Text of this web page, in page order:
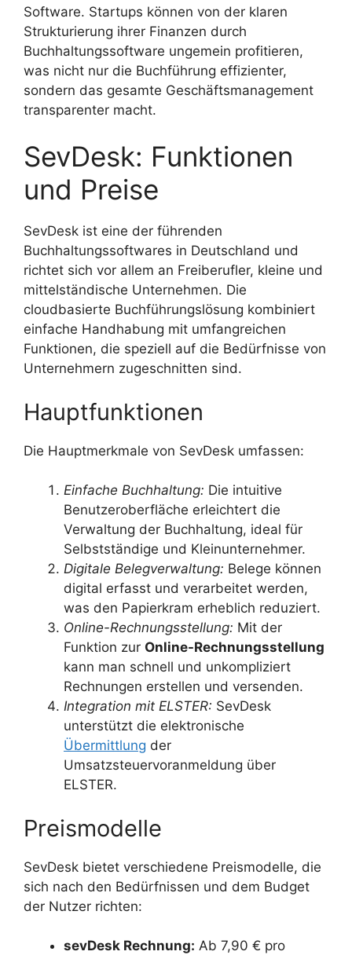
Software. Startups können von der klaren
Strukturierung ihrer Finanzen durch
Buchhaltungssoftware ungemein profitieren,
was nicht nur die Buchführung effizienter,
sondern das gesamte Geschäftsmanagement
transparenter macht.
SevDesk: Funktionen
und Preise
SevDesk ist eine der führenden
Buchhaltungssoftwares in Deutschland und
richtet sich vor allem an Freiberufler, kleine und
mittelständische Unternehmen. Die
cloudbasierte Buchführungslösung kombiniert
einfache Handhabung mit umfangreichen
Funktionen, die speziell auf die Bedürfnisse von
Unternehmern zugeschnitten sind.
Hauptfunktionen
Die Hauptmerkmale von SevDesk umfassen:
Einfache Buchhaltung: Die intuitive
Benutzeroberfläche erleichtert die
Verwaltung der Buchhaltung, ideal für
Selbstständige und Kleinunternehmer.
Digitale Belegverwaltung: Belege können
digital erfasst und verarbeitet werden,
was den Papierkram erheblich reduziert.
Online-Rechnungsstellung: Mit der
Funktion zur Online-Rechnungsstellung
kann man schnell und unkompliziert
Rechnungen erstellen und versenden.
Integration mit ELSTER: SevDesk
unterstützt die elektronische
Übermittlung der
Umsatzsteuervoranmeldung über
ELSTER.
Preismodelle
SevDesk bietet verschiedene Preismodelle, die
sich nach den Bedürfnissen und dem Budget
der Nutzer richten:
sevDesk Rechnung: Ab 7,90 € pro